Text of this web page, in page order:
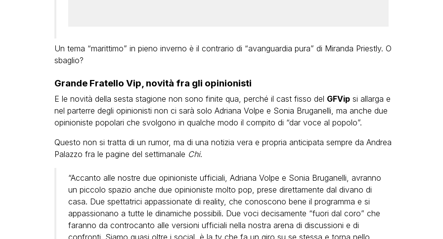
Un tema “marittimo” in pieno inverno è il contrario di “avanguardia pura” di Miranda Priestly. O
sbaglio?
Grande Fratello Vip, novità fra gli opinionisti
E le novità della sesta stagione non sono finite qua, perché il cast fisso del GFVipsi allarga e
nel parterre degli opinionisti non ci sarà solo Adriana Volpe e Sonia Bruganelli, ma anche due
opinioniste popolari che svolgono in qualche modo il compito di “dar voce al popolo”.
Questo non si tratta di un rumor, ma di una notizia vera e propria anticipata sempre da Andrea
Palazzo fra le pagine del settimanale Chi.
“Accanto alle nostre due opinioniste ufficiali, Adriana Volpe e Sonia Bruganelli, avranno
un piccolo spazio anche due opinioniste molto pop, prese direttamente dal divano di
casa. Due spettatrici appassionate di reality, che conoscono bene il programma e si
appassionano a tutte le dinamiche possibili. Due voci decisamente “fuori dal coro” che
faranno da controcanto alle versioni ufficiali nella nostra arena di discussioni e di